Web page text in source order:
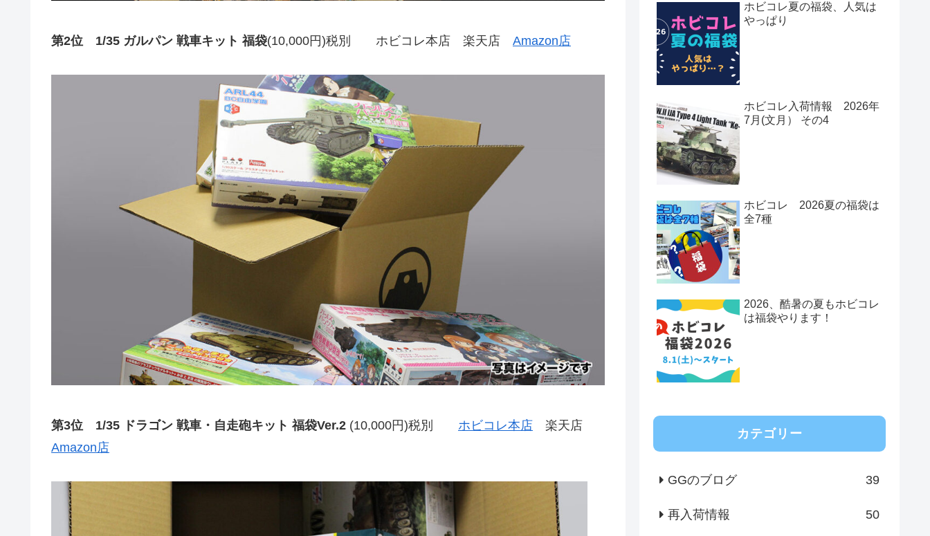
第2位 1/35 ガルパン 戦車キット 福袋(10,000円)税別 ホビコレ本店 楽天店 Amazon店
第3位 1/35 ドラゴン 戦車・自走砲キット 福袋Ver.2 (10,000円)税別 ホビコレ本店 楽天店
Amazon店
ホビコレ夏の福袋、人気は
やっぱり
ホビコレ入荷情報 2026年
7月(文月） その4
ホビコレ 2026夏の福袋は
全7種
2026、酷暑の夏もホビコレ
は福袋やります！
カテゴリー
GGのブログ 39
再入荷情報 50